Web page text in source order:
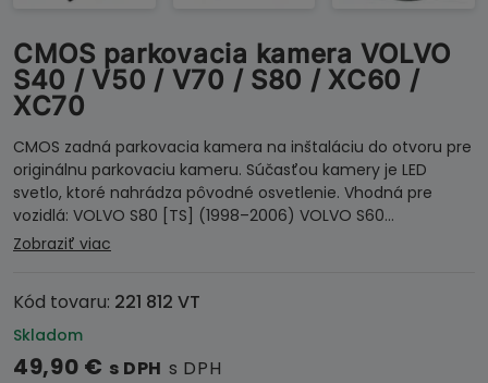
CMOS parkovacia kamera VOLVO
S40 / V50 / V70 / S80 / XC60 /
XC70
CMOS zadná parkovacia kamera na inštaláciu do otvoru pre
originálnu parkovaciu kameru. Súčasťou kamery je LED
svetlo, ktoré nahrádza pôvodné osvetlenie. Vhodná pre
vozidlá: VOLVO S80 [TS] (1998–2006) VOLVO S60…
Zobraziť viac
Kód tovaru: 221 812 VT
Skladom
49,90 € s DPH s DPH